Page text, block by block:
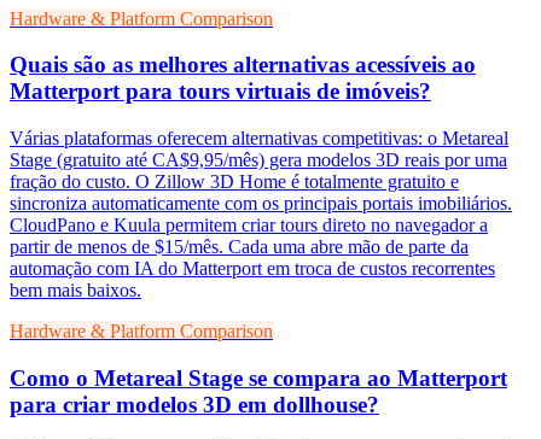
Hardware & Platform Comparison
Quais são as melhores alternativas acessíveis ao
Matterport para tours virtuais de imóveis?
Várias plataformas oferecem alternativas competitivas: o Metareal
Stage (gratuito até CA$9,95/mês) gera modelos 3D reais por uma
fração do custo. O Zillow 3D Home é totalmente gratuito e
sincroniza automaticamente com os principais portais imobiliários.
CloudPano e Kuula permitem criar tours direto no navegador a
partir de menos de $15/mês. Cada uma abre mão de parte da
automação com IA do Matterport em troca de custos recorrentes
bem mais baixos.
Hardware & Platform Comparison
Como o Metareal Stage se compara ao Matterport
para criar modelos 3D em dollhouse?